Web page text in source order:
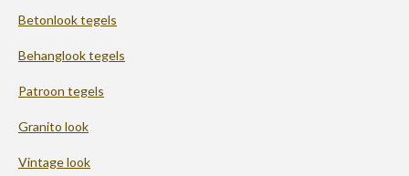
Betonlook tegels
Behanglook tegels
Patroon tegels
Granito look
Vintage look